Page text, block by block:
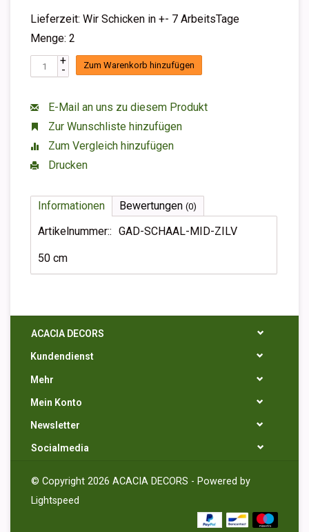
Lieferzeit: Wir Schicken in +- 7 ArbeitsTage
Menge: 2
+
- Zum Warenkorb hinzufügen
E-Mail an uns zu diesem Produkt
Zur Wunschliste hinzufügen
Zum Vergleich hinzufügen
Drucken
Informationen Bewertungen (0)
Artikelnummer:: GAD-SCHAAL-MID-ZILV
50 cm
ACACIA DECORS
Kundendienst
Mehr
Mein Konto
Newsletter
Socialmedia
© Copyright 2026 ACACIA DECORS - Powered by
Lightspeed